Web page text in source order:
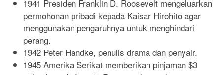
1941 Presiden Franklin D. Roosevelt mengeluarkan
permohonan pribadi kepada Kaisar Hirohito agar
menggunakan pengaruhnya untuk menghindari
perang.
1942 Peter Handke, penulis drama dan penyair.
1945 Amerika Serikat memberikan pinjaman $3